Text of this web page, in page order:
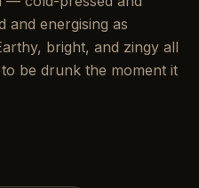
and energising as
bright, and zingy all
be drunk the moment it